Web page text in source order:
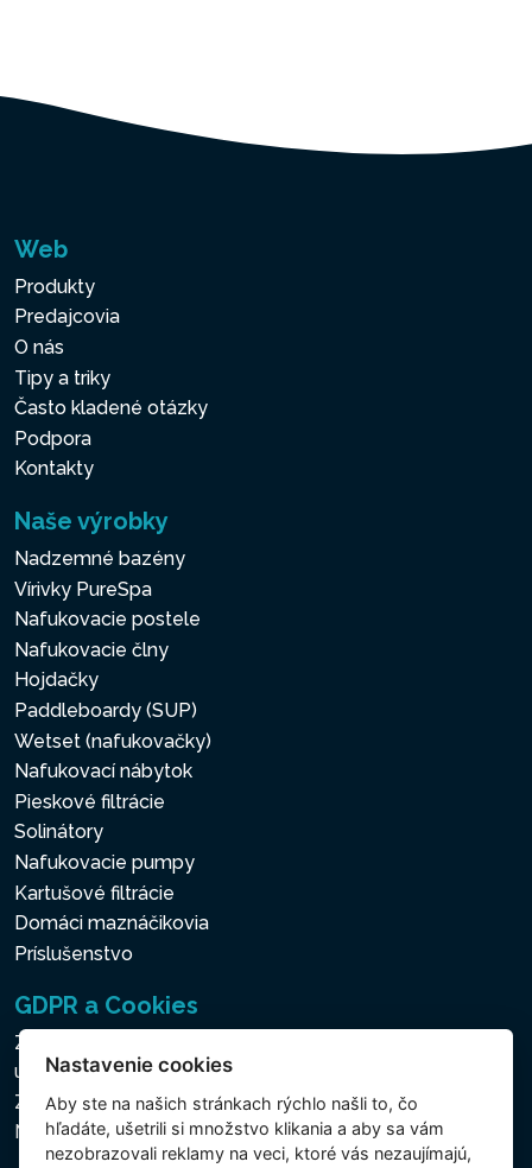
Web
Produkty
Predajcovia
O nás
Tipy a triky
Často kladené otázky
Podpora
Kontakty
Naše výrobky
Nadzemné bazény
Vírivky PureSpa
Nafukovacie postele
Nafukovacie člny
Hojdačky
Paddleboardy (SUP)
Wetset (nafukovačky)
Nafukovací nábytok
Pieskové filtrácie
Solinátory
Nafukovacie pumpy
Kartušové filtrácie
Domáci maznáčikovia
Príslušenstvo
GDPR a Cookies
Zásady ochrany osobných a ďalších spracovávaných
údajov
Zásady používania súborov cookies
Nastavenie cookies
Nastavenie cookies
Aby ste na našich stránkach rýchlo našli to, čo
hľadáte, ušetrili si množstvo klikania a aby sa vám
nezobrazovali reklamy na veci, ktoré vás nezaujímajú,